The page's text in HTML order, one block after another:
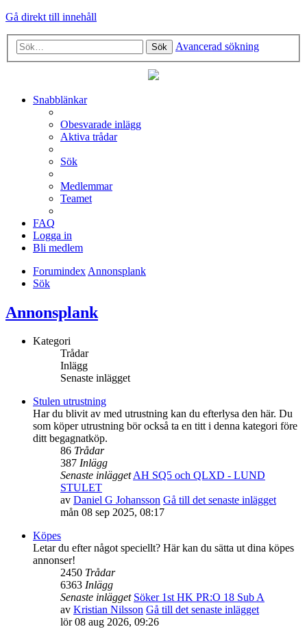
Gå direkt till innehåll
Sök Avancerad sökning
Snabblänkar
Obesvarade inlägg
Aktiva trådar
Sök
Medlemmar
Teamet
FAQ
Logga in
Bli medlem
Forumindex Annonsplank
Sök
Annonsplank
Kategori
Trådar
Inlägg
Senaste inlägget
Stulen utrustning
Har du blivit av med utrustning kan du efterlysa den här. Du
som köper utrustning bör också ta en titt i denna kategori före
ditt begagnatköp.
86 Trådar
387 Inlägg
Senaste inläggetAH SQ5 och QLXD - LUND
STULET
av Daniel G Johansson Gå till det senaste inlägget
mån 08 sep 2025, 08:17
Köpes
Letar du efter något speciellt? Här kan du sätta ut dina köpes
annonser!
2450 Trådar
6363 Inlägg
Senaste inlägget Söker 1st HK PR:O 18 Sub A
av Kristian Nilsson Gå till det senaste inlägget
lör 08 aug 2026, 09:26